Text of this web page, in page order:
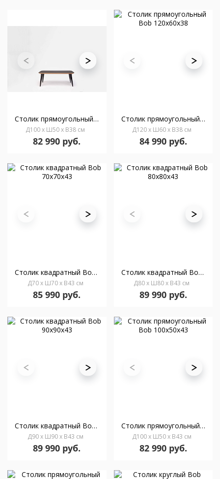
Столик прямоугольный Bob 100x50х38
Д100 x Ш50 x В38 см
82 990 руб.
Столик прямоугольный Bob 120x60х38
Д120 x Ш60 x В38 см
84 990 руб.
Столик квадратный Bob 70х70х43
Д70 x Ш70 x В43 см
85 990 руб.
Столик квадратный Bob 80х80х43
Д80 x Ш80 x В43 см
89 990 руб.
Столик квадратный Bob 90х90х43
Д90 x Ш90 x В43 см
89 990 руб.
Столик прямоугольный Bob 100x50х43
Д100 x Ш50 x В43 см
82 990 руб.